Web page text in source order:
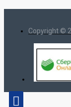
Copyright ©